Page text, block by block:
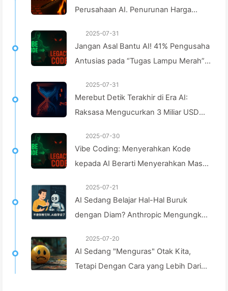
Perusahaan AI. Penurunan Harga
Pelajari AI dengan Perlahan 164
2025-07-31
Jangan Asal Bantu AI! 41% Pengusaha
Antusias pada “Tugas Lampu Merah”,
2025-07-31
Merebut Detik Terakhir di Era AI:
Raksasa Mengucurkan 3 Miliar USD
Mengeksploitasi Waktu Luang untuk
Digital Tak Kenal Kasih Menentukan
Harga Waktu Fokus Anda——Pelajari
AI Secara Perlahan166
2025-07-30
Vibe Coding: Menyerahkan Kode
kepada AI Berarti Menyerahkan Masa
2025-07-21
AI Sedang Belajar Hal-Hal Buruk
dengan Diam? Anthropic Mengungkap
2025-07-20
AI Sedang "Menguras" Otak Kita,
Tetapi Dengan Cara yang Lebih Dari